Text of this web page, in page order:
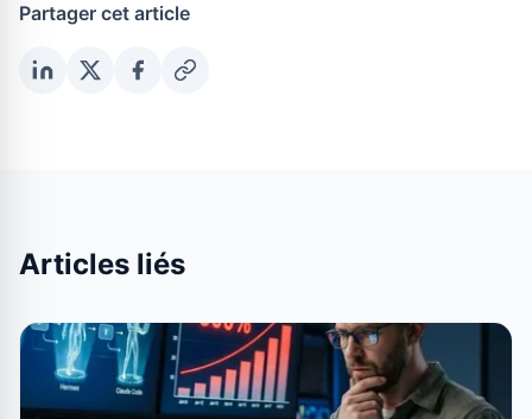
Partager cet article
Articles liés